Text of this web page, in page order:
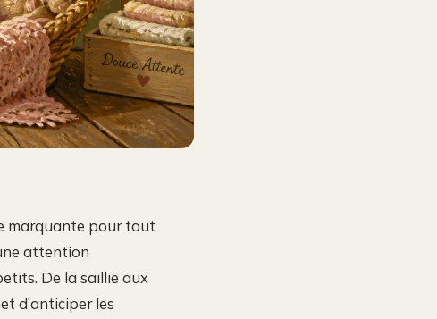
marquante pour tout
attention
De la saillie aux
d’anticiper les